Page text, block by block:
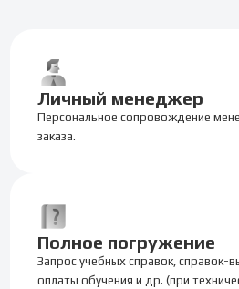
Личный менеджер
Персональное сопровождение
заказа.
Полное погружение
Запрос учебных справок, справок-
оплаты обучения и др. (при